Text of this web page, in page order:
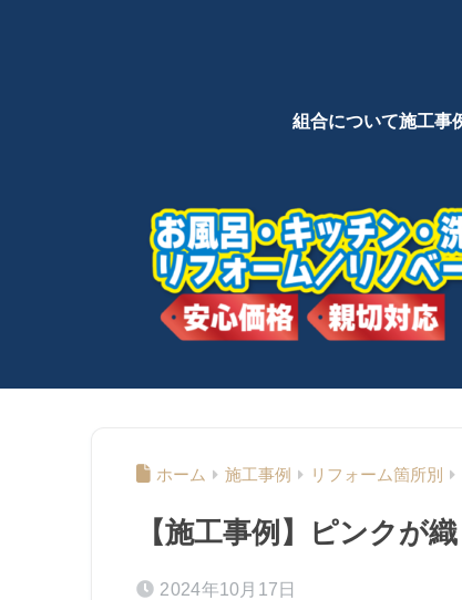
組合について施工事
ホーム 施工事例 リフォーム箇所別
【施工事例】ピンクが
2024年10月17日